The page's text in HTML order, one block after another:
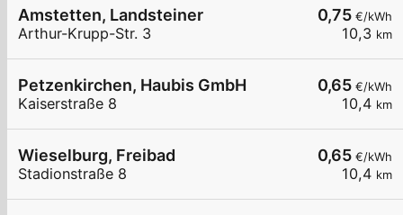
0,75 €/kWh
10,3 km
Amstetten, Landsteiner
Arthur-Krupp-Str. 3
0,65 €/kWh
10,4 km
Petzenkirchen, Haubis GmbH
Kaiserstraße 8
0,65 €/kWh
10,4 km
Wieselburg, Freibad
Stadionstraße 8